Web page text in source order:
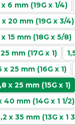
x 6 mm (19G x 1/4)
x 20 mm (19G x 3/4)
x 15 mm (18G x 5/8)
mm (17G x 1)
x 25 mm (16G x 1)
x 25 mm (15G x 1)
40 mm (14G x 1 1/2)
x 35 mm (13G x 1